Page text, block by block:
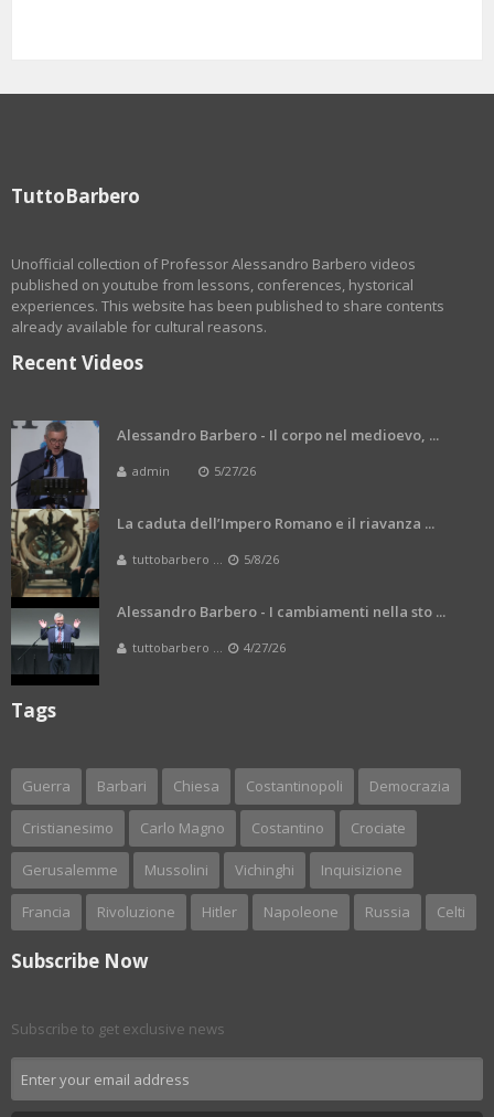
TuttoBarbero
Unofficial collection of Professor Alessandro Barbero videos
published on youtube from lessons, conferences, hystorical
experiences. This website has been published to share contents
already available for cultural reasons.
Recent Videos
Alessandro Barbero - Il corpo nel medioevo, ...
admin 5/27/26
La caduta dell’Impero Romano e il riavanza ...
tuttobarbero ... 5/8/26
Alessandro Barbero - I cambiamenti nella sto ...
tuttobarbero ... 4/27/26
Tags
Guerra Barbari Chiesa Costantinopoli Democrazia
Cristianesimo Carlo Magno Costantino Crociate
Gerusalemme Mussolini Vichinghi Inquisizione
Francia Rivoluzione Hitler Napoleone Russia Celti
Subscribe Now
Subscribe to get exclusive news